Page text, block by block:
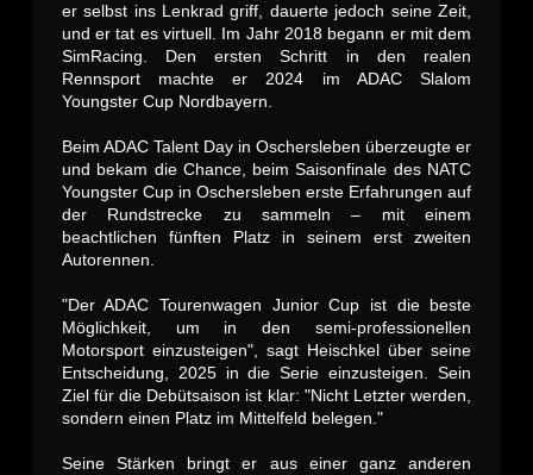
er selbst ins Lenkrad griff, dauerte jedoch seine Zeit,
und er tat es virtuell. Im Jahr 2018 begann er mit dem
SimRacing. Den ersten Schritt in den realen
Rennsport machte er 2024 im ADAC Slalom
Youngster Cup Nordbayern.
Beim ADAC Talent Day in Oschersleben überzeugte er
und bekam die Chance, beim Saisonfinale des NATC
Youngster Cup in Oschersleben erste Erfahrungen auf
der Rundstrecke zu sammeln – mit einem
beachtlichen fünften Platz in seinem erst zweiten
Autorennen.
"Der ADAC Tourenwagen Junior Cup ist die beste
Möglichkeit, um in den semi-professionellen
Motorsport einzusteigen", sagt Heischkel über seine
Entscheidung, 2025 in die Serie einzusteigen. Sein
Ziel für die Debütsaison ist klar: "Nicht Letzter werden,
sondern einen Platz im Mittelfeld belegen."
Seine Stärken bringt er aus einer ganz anderen